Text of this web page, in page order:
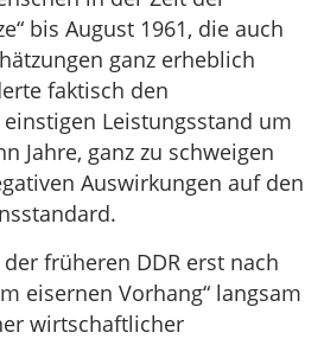
bis August 1961, die auch
ganz erheblich
faktisch den
Leistungsstand um
Jahre, ganz zu schweigen
Auswirkungen auf den
früheren DDR erst nach
eisernen Vorhang“ langsam
wirtschaftlicher